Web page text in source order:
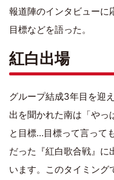
報道陣のインタビューに
目標などを語った。
紅白出場
グループ結成3年目を迎
出を聞かれた南は「やっ
と目標…目標って言って
だった『紅白歌合戦』に
います。このタイミング